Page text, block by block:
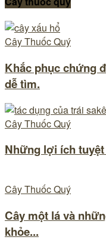
Cây Thuốc Quý
Khắc phục chứng
dễ tìm.
Cây Thuốc Quý
Những lợi ích
Cây Thuốc Quý
Cây một lá và
khỏe...